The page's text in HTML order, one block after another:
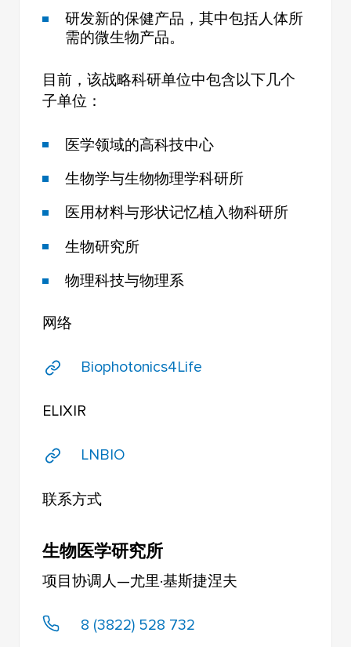
研发新的保健产品，其中包括人体所
需的微生物产品。
目前，该战略科研单位中包含以下几个
子单位：
医学领域的高科技中心
生物学与生物物理学科研所
医用材料与形状记忆植入物科研所
生物研究所
物理科技与物理系
网络
Biophotonics4Life
ELIXIR
LNBIO
联系方式
生物医学研究所
项目协调人—尤里·基斯捷涅夫
8 (3822) 528 732⁠